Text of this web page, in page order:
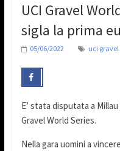
UCI Gravel
sigla la prima
05/06/2022 uci
E’ stata disputata a
Gravel World Series.
Nella gara uomini a